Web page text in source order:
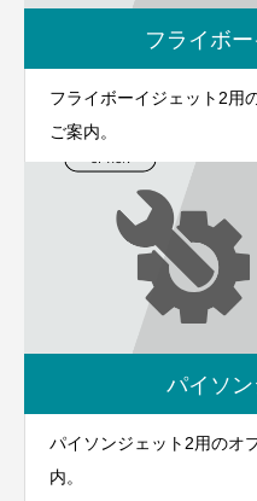
フライボ
フライボーイジェット2用
ご案内。
パイソ
パイソンジェット2用のオ
内。